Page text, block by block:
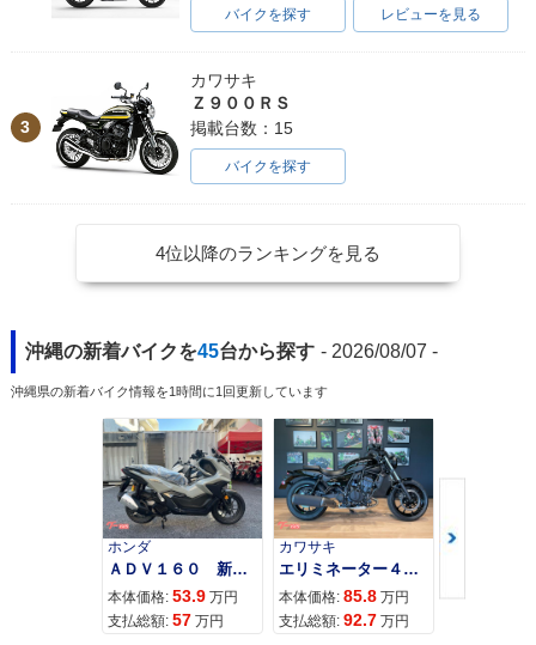
バイクを探す レビューを見る
3
カワサキ
Ｚ９００ＲＳ
掲載台数：15
バイクを探す
4位以降のランキングを見る
沖縄の新着バイクを45台から探す - 2026/08/07 -
沖縄県の新着バイク情報を1時間に1回更新しています
ホンダ
ＡＤＶ１６０ 新車 ２０２６年最新モデル パールスモーキーグレー スマートキー ２９Ｌメットイン ＵＳＢ Ｔｙｐｅ−Ｃ装備
本体価格: 53.9 万円
支払総額: 57 万円
カワサキ
エリミネーター４００
本体価格: 85.8 万円
支払総額: 92.7 万円
カワサキ
本体価格: